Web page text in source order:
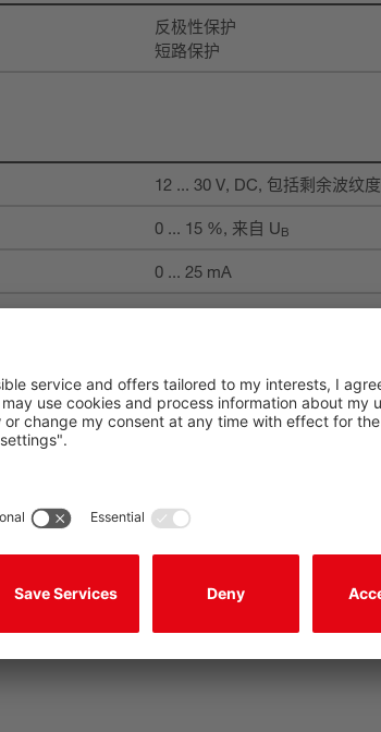
反极性保护
短路保护
12 ... 30 V, DC, 包括剩余波纹度
0 ... 15 %, 来自 UB
0 ... 25 mA
1 个
高：≥8V，低：≤2V或无连接